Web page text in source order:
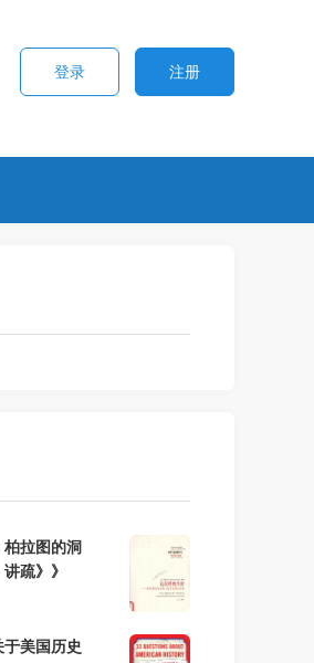
登录 注册
柏拉图的洞
疏》》
于美国历史